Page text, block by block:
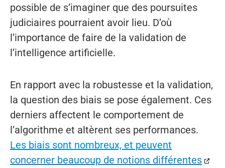
possible de s’imaginer que des poursuites
judiciaires pourraient avoir lieu. D’où
l’importance de faire de la validation de
l’intelligence artificielle.
En rapport avec la robustesse et la validation,
la question des biais se pose également. Ces
derniers affectent le comportement de
l’algorithme et altèrent ses performances.
Les biais sont nombreux, et peuvent
concerner beaucoup de notions différentes